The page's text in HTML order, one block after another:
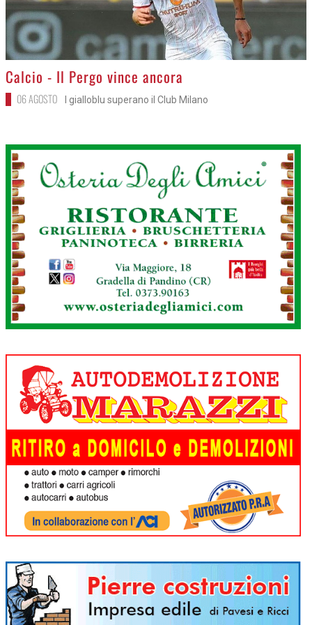
>
Calcio - Il Pergo vince ancora
06 AGOSTO I gialloblu superano il Club Milano